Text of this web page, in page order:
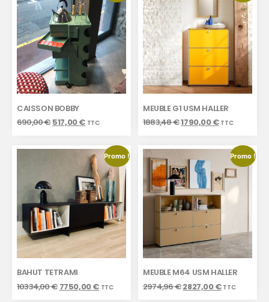
CAISSON BOBBY
690,00€517,00€ TTC
MEUBLE G1 USM HALLER
1883,48€1790,00€ TTC
Promo !
BAHUT TETRAMI
10334,00€ 7750,00€ TTC
Promo !
MEUBLE M64 USM HALLER
2974,96€2827,00€ TTC